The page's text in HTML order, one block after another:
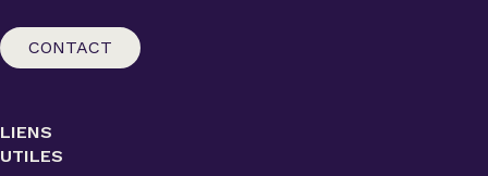
CONTACT
LIENS
UTILES